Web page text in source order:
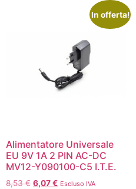
In offerta!
Alimentatore Universale
EU 9V 1A 2 PIN AC-DC
MV12-Y090100-C5 I.T.E.
8,53€ 6,07€ Escluso IVA